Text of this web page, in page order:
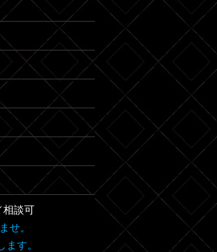
相談可
せ。
す。